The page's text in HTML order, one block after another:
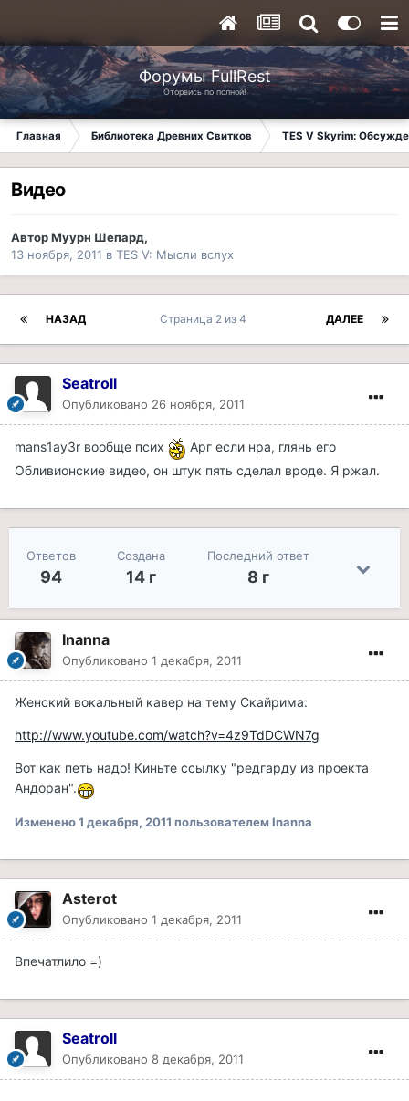
Форумы FullRest
Оторвись по полной!
Главная Библиотека Древних Свитков TES V Skyrim:
Видео
АвторМуурн Шепард,
13 ноября, 2011 в TES V: Мысли вслух
НАЗАД ДАЛЕЕ
Страница 2 из 4
Seatroll
Опубликовано 26 ноября, 2011
mans1ay3r вообще псих
Арг если нра, глянь его
Обливионские видео, он штук пять сделал вроде. Я ржал.
Ответов
94
Создана
14 г
Последний ответ
8 г
Inanna
Опубликовано 1 декабря, 2011
Женский вокальный кавер на тему Скайрима:
http://www.youtube.com/watch?v=4z9TdDCWN7g
Вот как петь надо! Киньте ссылку "редгарду из проекта
Андоран".
Изменено1 декабря, 2011 пользователем Inanna
Asterot
Опубликовано 1 декабря, 2011
Впечатлило =)
Seatroll
Опубликовано 8 декабря, 2011